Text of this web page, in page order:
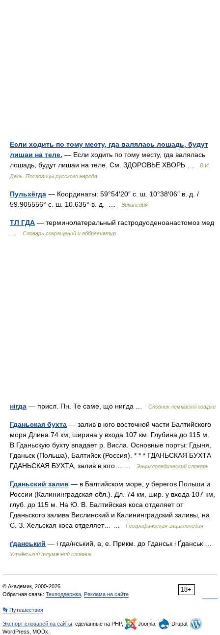
Если ходить по тому месту, гда валялась лошадь, будут
лишаи на теле. — Если ходить по тому месту, гда валялась
лошадь, будут лишаи на теле. См. ЗДОРОВЬЕ ХВОРЬ …
В.И.
Даль. Пословицы русского народа
Пульхёгда — Координаты: 59°54′20″ с. ш. 10°38′06″ в. д. /
59.905556° с. ш. 10.635° в. д. …
Википедия
ТЛ ГДА — терминолатеральный гастродуоденоанастомоз мед
Словарь сокращений и аббревиатур
нігда — присл. Пн. Те саме, що ниґда … Словник лемківскої говірки
Гданьская бухта — залив в юго восточной части Балтийского
моря Длина 74 км, ширина у входа 107 км. Глубина до 115 м.
В Гданьскую бухту впадает р. Висла. Основные порты: Гдыня,
Гданьск (Польша), Балтийск (Россия). * * * ГДАНЬСКАЯ БУХТА
ГДАНЬСКАЯ БУХТА, залив в юго… …
Энциклопедический словарь
Гданьский залив — в Балтийском море, у берегов Польши и
России (Калининградская обл.). Дл. 74 км, шир. у входа 107 км,
глуб. до 115 м. На Ю. В. Балтийская коса отделяет от
Гданьского залива Вислинский и Калининградский заливы, на
С. З. Хельская коса отделяет… …
Географическая энциклопедия
ґданський — і гда/нський, а, е. Прикм. до Гданськ і Ґданськ …
Український тлумачний словник
18+
© Академик, 2000-2026
Обратная связь: Техподдержка Реклама на сайте
👣 Путешествия
Экспорт словарей на сайты , сделанные на PHP, Joomla,
Drupal,
WordPress, MODx.